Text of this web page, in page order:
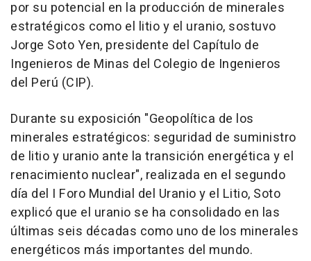
por su potencial en la producción de minerales
estratégicos como el litio y el uranio, sostuvo
Jorge Soto Yen, presidente del Capítulo de
Ingenieros de Minas del Colegio de Ingenieros
del Perú (CIP).
Durante su exposición "Geopolítica de los
minerales estratégicos: seguridad de suministro
de litio y uranio ante la transición energética y el
renacimiento nuclear", realizada en el segundo
día del I Foro Mundial del Uranio y el Litio, Soto
explicó que el uranio se ha consolidado en las
últimas seis décadas como uno de los minerales
energéticos más importantes del mundo.